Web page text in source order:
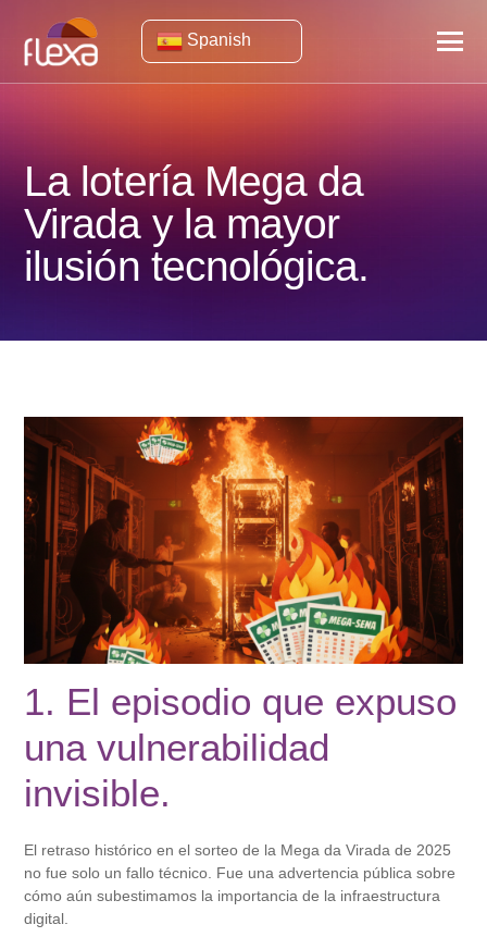
Spanish
La lotería Mega da
Virada y la mayor
ilusión tecnológica.
1. El episodio que expuso
una vulnerabilidad
invisible.
El retraso histórico en el sorteo de la Mega da Virada de 2025
no fue solo un fallo técnico. Fue una advertencia pública sobre
cómo aún subestimamos la importancia de la infraestructura
digital.